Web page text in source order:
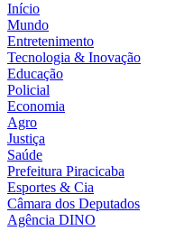
Início
Mundo
Entretenimento
Tecnologia & Inovação
Educação
Policial
Economia
Agro
Justiça
Saúde
Prefeitura Piracicaba
Esportes & Cia
Câmara dos Deputados
Agência DINO